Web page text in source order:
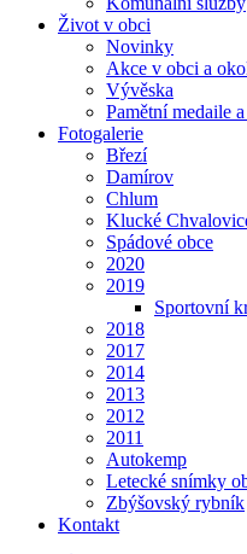
Život v obci
Novinky
Akce v obci a
Vývěska
Pamětní medaile
Fotogalerie
Březí
Damírov
Chlum
Klucké
Spádové obce
2020
2019
Sportovní
2018
2017
2014
2013
2012
2011
Autokemp
Letecké snímky
Zbýšovský rybník
Kontakt